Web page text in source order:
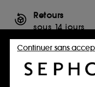
Retours
sous 14 jours
Retourner mon
SERVICES, CONTACT ET
Continuer sans